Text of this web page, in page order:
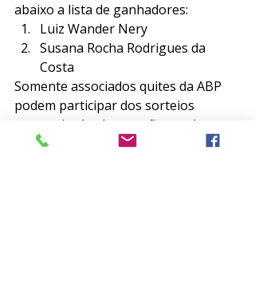
abaixo a lista de ganhadores:
Luiz Wander Nery
Susana Rocha Rodrigues da
Costa
Somente associados quites da ABP
podem participar dos sorteios
semanais, desde que não estejam
previamente inscritos nos eventos